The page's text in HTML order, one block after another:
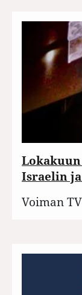
Israelin
Voiman